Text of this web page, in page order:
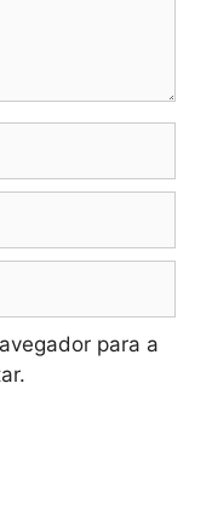
para a